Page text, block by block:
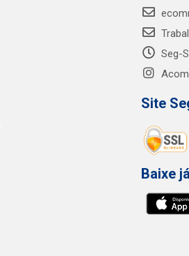
Seg-
Site
Baixe